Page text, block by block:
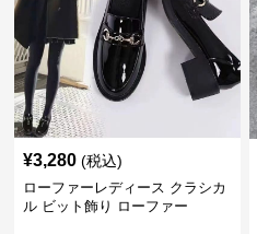
¥3,280 (税込)
ローファーレディース クラシカ
ル ビット飾り ローファー